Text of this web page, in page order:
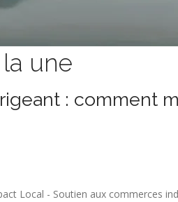
une
: comment
Local - Soutien aux commerces